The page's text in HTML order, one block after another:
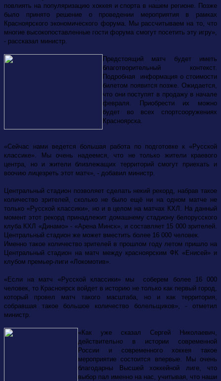
повлиять на популяризацию хоккея и спорта в нашем регионе. Позже
было принято решение о проведении мероприятия в рамках
Красноярского экономического форума. Мы рассчитываем на то, что
многие высокопоставленные гости форума смогут посетить эту игру»,
- рассказал министр.
Предстоящий матч будет иметь
благотворительный контекст.
Подробная информация о стоимости
билетом появится позже. Ожидается,
что они поступят в продажу в начале
февраля. Приобрести их можно
будет во всех спортсооружениях
Красноярска.
«Сейчас нами ведется большая работа по подготовке к «Русской
классике». Мы очень надеемся, что не только жители краевого
центра, но и жители близлежащих территорий смогут приехать и
воочию лицезреть этот матч», - добавил министр.
Центральный стадион позволяет сделать некий рекорд, набрав такое
количество зрителей, сколько не было ещё ни на одном матче не
только «Русской классики», но и в целом на матчах КХЛ. На данный
момент этот рекорд принадлежит домашнему стадиону белорусского
клуба КХЛ «Динамо» - «Арена Минск», и составляет 15 000 зрителей.
Центральный стадион же может вместить более 16 000 человек.
Именно такое количество зрителей в прошлом году летом пришло на
Центральный стадион на матч между красноярским ФК «Енисей» и
клубом премьер-лиги «Локомотив».
«Если на матч «Русской классики» мы соберем более 16 000
человек, то Красноярск войдет в историю не только как первый город,
который провел матч такого масштаба, но и как территория,
собравшая такое большое количество болельщиков», - отметил
министр.
«Как уже сказал Сергей Николаевич,
действительно в истории современной
России и современного хоккея такое
мероприятие состоится впервые. Мы очень
благодарны Высшей хоккейной лиге, что
выбор пал именно на нас, учитывая, что наши